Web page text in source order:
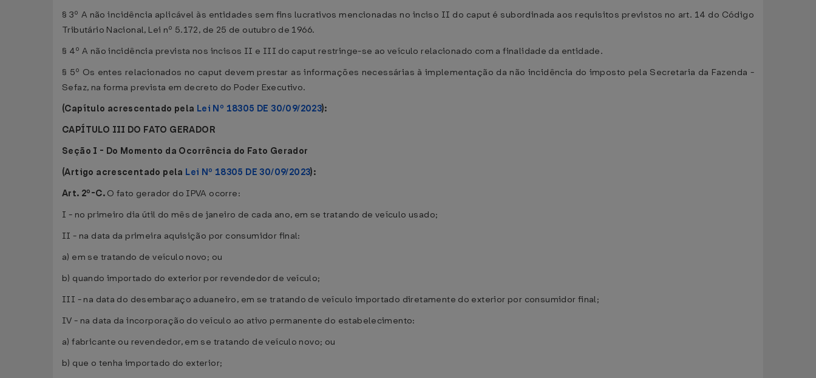
§ 3º A não incidência aplicável às entidades sem fins lucrativos mencionadas no inciso II do caput é subordinada aos requisitos previstos no art. 14 do Código
Tributário Nacional, Lei nº 5.172, de 25 de outubro de 1966.
§ 4º A não incidência prevista nos incisos II e III do caput restringe-se ao veículo relacionado com a finalidade da entidade.
§ 5º Os entes relacionados no caput devem prestar as informações necessárias à implementação da não incidência do imposto pela Secretaria da Fazenda -
Sefaz, na forma prevista em decreto do Poder Executivo.
(Capítulo acrescentado pela Lei Nº 18305 DE 30/09/2023):
CAPÍTULO III DO FATO GERADOR
Seção I - Do Momento da Ocorrência do Fato Gerador
(Artigo acrescentado pela Lei Nº 18305 DE 30/09/2023):
Art. 2º-C.O fato gerador do IPVA ocorre:
I - no primeiro dia útil do mês de janeiro de cada ano, em se tratando de veículo usado;
II - na data da primeira aquisição por consumidor final:
a) em se tratando de veículo novo; ou
b) quando importado do exterior por revendedor de veículo;
III - na data do desembaraço aduaneiro, em se tratando de veículo importado diretamente do exterior por consumidor final;
IV - na data da incorporação do veículo ao ativo permanente do estabelecimento:
a) fabricante ou revendedor, em se tratando de veículo novo; ou
b) que o tenha importado do exterior;